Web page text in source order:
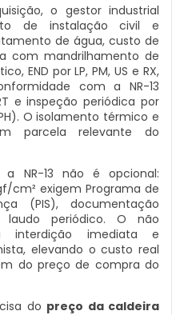
Na Operação De Caldeiras
Caldeira
Segurança Na Operação
Caldeiraria
Para Caldeira
Industriais
Caldeiras
De Caldeiras
Caldeiras
Caldeiras
Caldeiras
Para Inspeção De
Empresa
Caldeira A Gás
Caldeira A Lenha
Caldeira A Vapor
Caldeira De Aquecimento
Caldeira Gás Natural
Caldeira Gás Roca
Caldeiras
Vapor
A Vapor
Vapor
A Vapor
A Vapor
A Vapor
A Vapor
A Gás
Caldeira A Gás
Natural
Condensação Preços
o gestor industrial
de instalação civil e
de água, custo de
com mandrilhamento de
END por LP, PM, US e RX,
com a NR-13
e inspeção periódica por
O isolamento térmico e
parcela relevante do
NR-13 não é opcional:
cm² exigem Programa de
(PIS), documentação
periódico. O não
interdição imediata e
elevando o custo real
do preço de compra do
do preço da caldeira